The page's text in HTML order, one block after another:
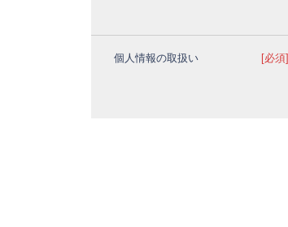
個人情報の取扱い [必須]